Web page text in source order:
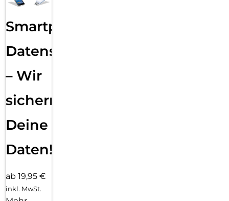
Smartphone
Datensicherung
– Wir
sichern
Deine
Daten!
ab 19,95 €
inkl. MwSt.